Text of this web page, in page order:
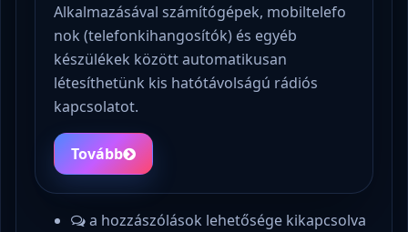
Alkalmazásával számítógépek, mobiltelefo
nok (telefonkihangosítók) és egyéb
készülékek között automatikusan
létesíthetünk kis hatótávolságú rádiós
kapcsolatot.
Tovább
a hozzászólások lehetősége kikapcsolva